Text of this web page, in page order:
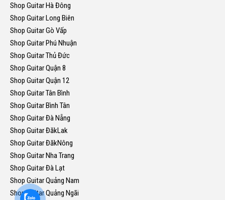
Shop Guitar Hà Đông
Shop Guitar Long Biên
Shop Guitar Gò Vấp
Shop Guitar Phú Nhuận
Shop Guitar Thủ Đức
Shop Guitar Quận 8
Shop Guitar Quận 12
Shop Guitar Tân Bình
Shop Guitar Bình Tân
Shop Guitar Đà Nẵng
Shop Guitar ĐăkLak
Shop Guitar ĐăkNông
Shop Guitar Nha Trang
Shop Guitar Đà Lạt
Shop Guitar Quảng Nam
Shop Guitar Quảng Ngãi